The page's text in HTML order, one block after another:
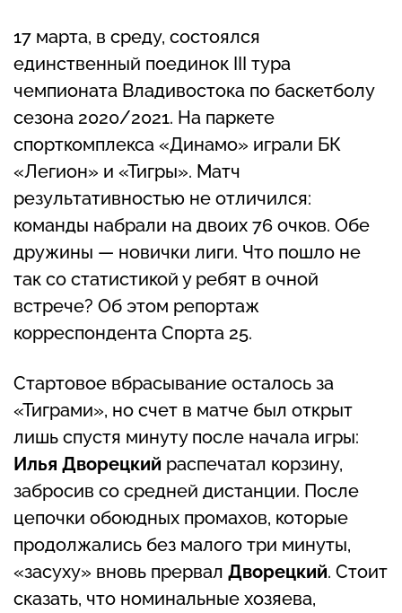
17 марта, в среду, состоялся
единственный поединок III тура
чемпионата Владивостока по баскетболу
сезона 2020/2021. На паркете
спорткомплекса «Динамо» играли БК
«Легион» и «Тигры». Матч
результативностью не отличился:
команды набрали на двоих 76 очков. Обе
дружины — новички лиги. Что пошло не
так со статистикой у ребят в очной
встрече? Об этом репортаж
корреспондента Спорта 25.
Стартовое вбрасывание осталось за
«Тиграми», но счет в матче был открыт
лишь спустя минуту после начала игры:
Илья Дворецкий распечатал корзину,
забросив со средней дистанции. После
цепочки обоюдных промахов, которые
продолжались без малого три минуты,
«засуху» вновь прервал Дворецкий. Стоит
сказать, что номинальные хозяева,